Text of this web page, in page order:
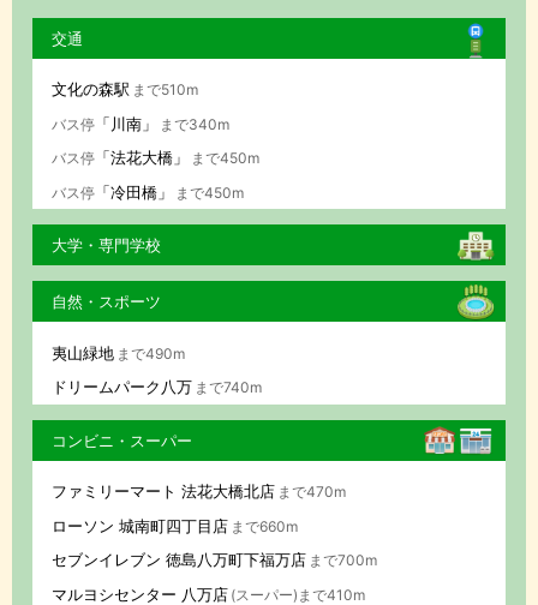
交通
文化の森駅 まで510m
バス停「川南」
まで340m
バス停「法花大橋」
まで450m
バス停「冷田橋」 まで450m
大学・専門学校
自然・スポーツ
夷山緑地 まで490m
ドリームパーク八万 まで740m
コンビニ・スーパー
ファミリーマート 法花大橋北店 まで470m
ローソン 城南町四丁目店 まで660m
セブンイレブン 徳島八万町下福万店 まで700m
マルヨシセンター 八万店 (スーパー)まで410m